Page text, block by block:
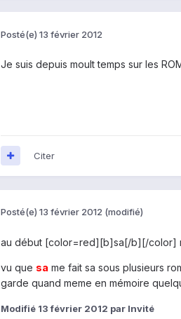
Posté(e) 13 février 2012
Je suis depuis moult temps sur les
Citer
Posté(e) 13 février 2012 (modifié)
au début [color=red][b]sa[/b][/color]
vu que sa me fait sa sous plusieurs
garde quand meme en mémoire
Modifié 13 février 2012 par Invité